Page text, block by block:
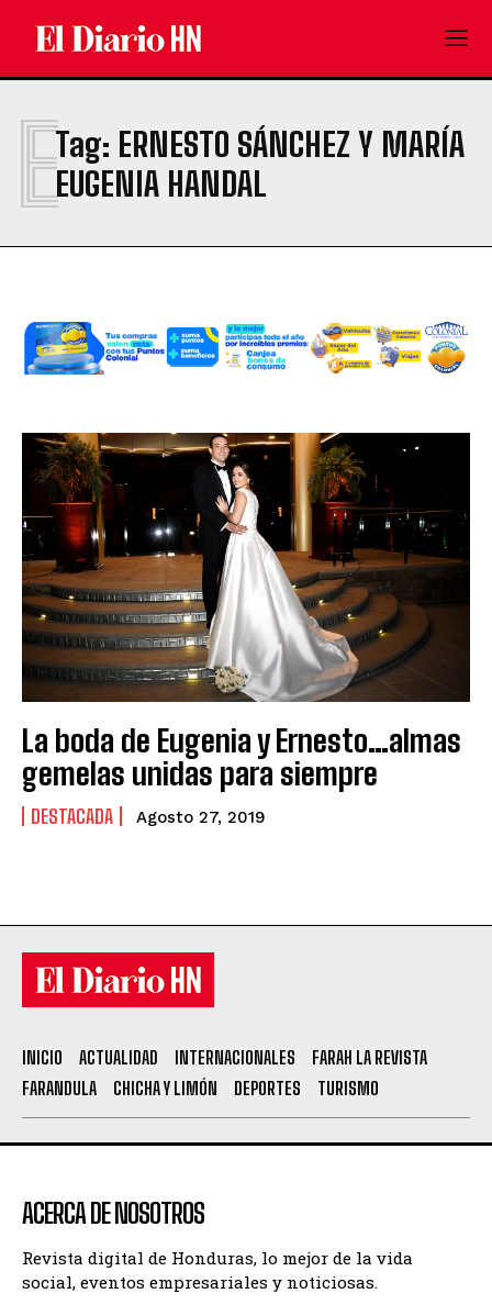
Tag: ERNESTO SÁNCHEZ Y MARÍA
EUGENIA HANDAL
E
La boda de Eugenia y Ernesto…almas
gemelas unidas para siempre
DESTACADA Agosto 27, 2019
INICIO ACTUALIDAD INTERNACIONALES
FARAH LA REVISTA
FARANDULA
CHICHA Y LIMÓN DEPORTES TURISMO
ACERCA DE NOSOTROS
Revista digital de Honduras, lo mejor de la vida
social, eventos empresariales y noticiosas.